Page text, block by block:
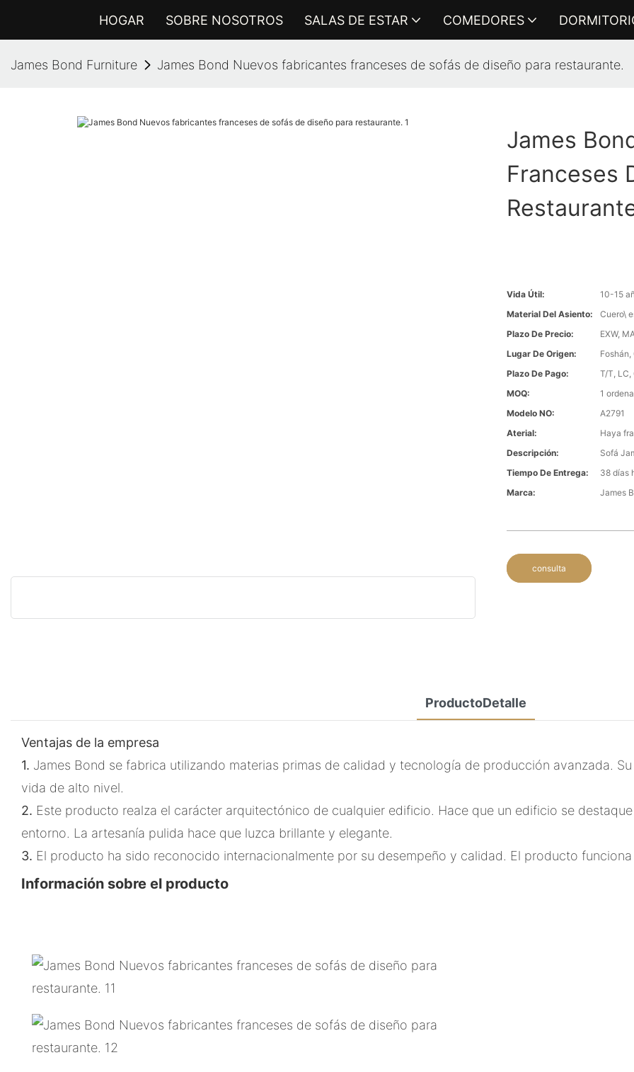
HOGAR SOBRE NOSOTROS SALAS DE ESTAR COMEDORES
James Bond Furniture James Bond Nuevos fabricantes franceses de sofás de diseño para restaurante.
James
Franceses
Vida Útil:
10-15
Material Del Asiento:
Cuero\
Plazo De Precio:
EXW,
Lugar De Origen:
Foshán,
Plazo De Pago:
T/T, LC,
MOQ:
1
Modelo NO:
A2791
Aterial:
Haya
Descripción:
Sofá
Tiempo De Entrega:
38 días
Marca:
James
consulta
ProductoDetalle
Ventajas de la empresa
1. James Bond se fabrica utilizando materias primas de calidad y tecnología de producción avanzada.
vida de alto nivel.
2. Este producto realza el carácter arquitectónico de cualquier edificio. Hace que un edificio se
entorno. La artesanía pulida hace que luzca brillante y elegante.
3. El producto ha sido reconocido internacionalmente por su desempeño y calidad. El producto
Información sobre el producto